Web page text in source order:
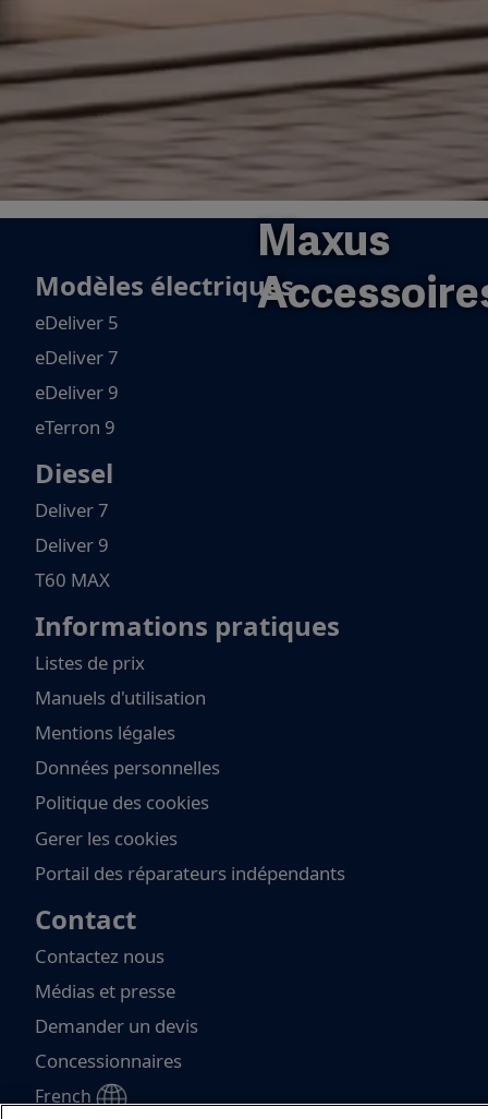
Maxus
Modèles électriques
eDeliver 5
eDeliver 7
eDeliver 9
eTerron 9
Diesel
Deliver 7
Deliver 9
T60 MAX
Informations pratiques
Listes de prix
Manuels d'utilisation
Mentions légales
Données personnelles
Politique des cookies
Gerer les cookies
Portail des réparateurs indépendants
Contact
Contactez nous
Médias et presse
Demander un devis
Concessionnaires
Sélectionnez votre langue
French